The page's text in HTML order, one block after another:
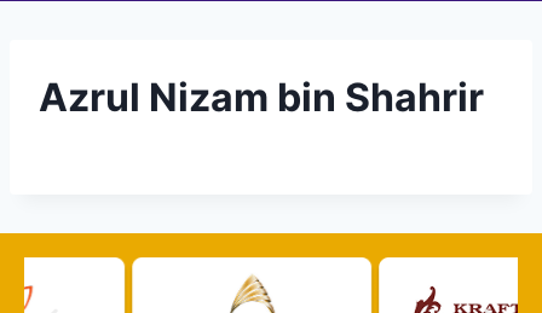
Azrul Nizam bin Shahrir